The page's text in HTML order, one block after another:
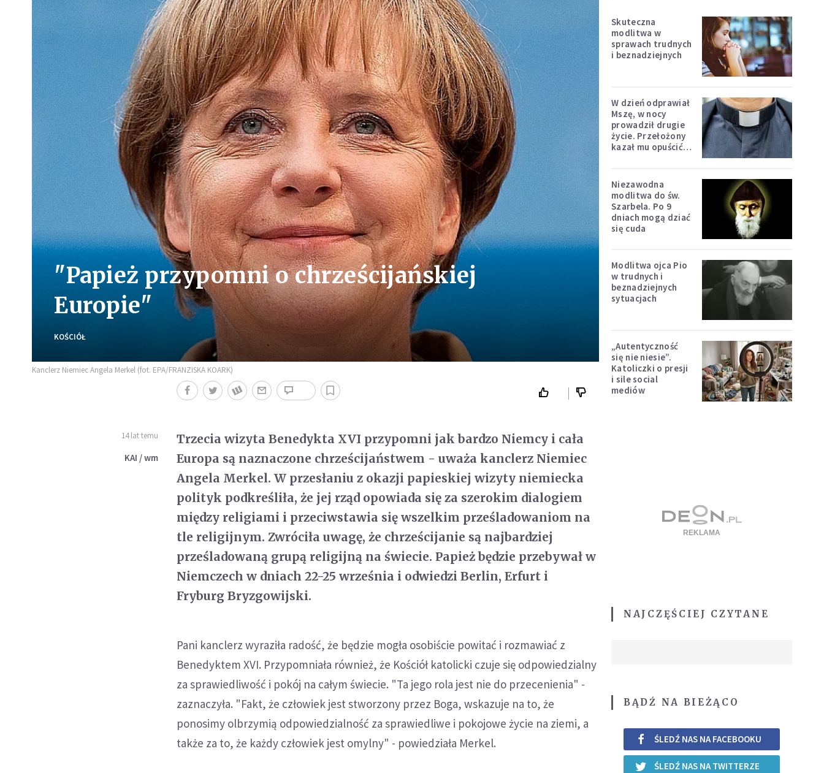
"Papież przypomni o chrześcijańskiej
Europie"
KOŚCIÓŁ
Kanclerz Niemiec Angela Merkel (fot. EPA/FRANZISKA KOARK)
14 lat temu
KAI / wm
Trzecia wizyta Benedykta XVI przypomni jak bardzo Niemcy i cała
Europa są naznaczone chrześcijaństwem - uważa kanclerz Niemiec
Angela Merkel. W przesłaniu z okazji papieskiej wizyty niemiecka
polityk podkreśliła, że jej rząd opowiada się za szerokim dialogiem
między religiami i przeciwstawia się wszelkim prześladowaniom na
tle religijnym. Zwróciła uwagę, że chrześcijanie są najbardziej
prześladowaną grupą religijną na świecie. Papież będzie przebywał w
Niemczech w dniach 22-25 września i odwiedzi Berlin, Erfurt i
Fryburg Bryzgowijski.
Pani kanclerz wyraziła radość, że będzie mogła osobiście powitać i rozmawiać z
Benedyktem XVI. Przypomniała również, że Kościół katolicki czuje się odpowiedzialny
za sprawiedliwość i pokój na całym świecie. "Ta jego rola jest nie do przecenienia" -
zaznaczyła. "Fakt, że człowiek jest stworzony przez Boga, wskazuje na to, że
ponosimy olbrzymią odpowiedzialność za sprawiedliwe i pokojowe życie na ziemi, a
także za to, że każdy człowiek jest omylny" - powiedziała Merkel.
Skuteczna
modlitwa w
sprawach trudnych
i beznadziejnych
W dzień odprawiał
Mszę, w nocy
prowadził drugie
życie. Przełożony
kazał mu opuścić
Niezawodna
modlitwa do św.
Szarbela. Po 9
dniach mogą dziać
się cuda
Modlitwa ojca Pio
w trudnych i
beznadziejnych
sytuacjach
„Autentyczność
się nie niesie”.
Katoliczki o presji
i sile social
mediów
NAJCZĘŚCIEJ CZYTANE
BĄDŹ NA BIEŻĄCO
ŚLEDŹ NAS NA FACEBOOKU
ŚLEDŹ NAS NA TWITTERZE